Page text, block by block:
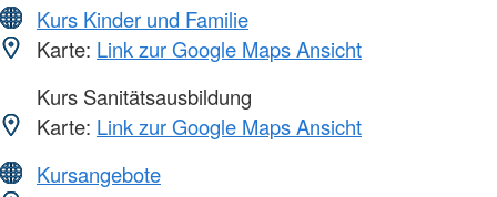
Kurs Kinder und Familie
Karte: Link zur Google Maps Ansicht
Kurs Sanitätsausbildung
Karte: Link zur Google Maps Ansicht
Kursangebote